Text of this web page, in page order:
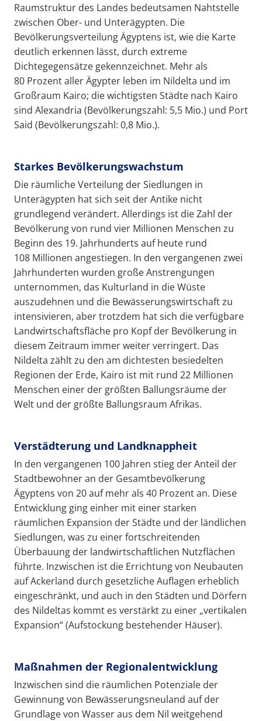
Raumstruktur des Landes bedeutsamen Nahtstelle
zwischen Ober- und Unterägypten. Die
Bevölkerungsverteilung Ägyptens ist, wie die Karte
deutlich erkennen lässt, durch extreme
Dichtegegensätze gekennzeichnet. Mehr als
80 Prozent aller Ägypter leben im Nildelta und im
Großraum Kairo; die wichtigsten Städte nach Kairo
sind Alexandria (Bevölkerungszahl: 5,5 Mio.) und Port
Said (Bevölkerungszahl: 0,8 Mio.).
Starkes Bevölkerungswachstum
Die räumliche Verteilung der Siedlungen in
Unterägypten hat sich seit der Antike nicht
grundlegend verändert. Allerdings ist die Zahl der
Bevölkerung von rund vier Millionen Menschen zu
Beginn des 19. Jahrhunderts auf heute rund
108 Millionen angestiegen. In den vergangenen zwei
Jahrhunderten wurden große Anstrengungen
unternommen, das Kulturland in die Wüste
auszudehnen und die Bewässerungswirtschaft zu
intensivieren, aber trotzdem hat sich die verfügbare
Landwirtschaftsfläche pro Kopf der Bevölkerung in
diesem Zeitraum immer weiter verringert. Das
Nildelta zählt zu den am dichtesten besiedelten
Regionen der Erde, Kairo ist mit rund 22 Millionen
Menschen einer der größten Ballungsräume der
Welt und der größte Ballungsraum Afrikas.
Verstädterung und Landknappheit
In den vergangenen 100 Jahren stieg der Anteil der
Stadtbewohner an der Gesamtbevölkerung
Ägyptens von 20 auf mehr als 40 Prozent an. Diese
Entwicklung ging einher mit einer starken
räumlichen Expansion der Städte und der ländlichen
Siedlungen, was zu einer fortschreitenden
Überbauung der landwirtschaftlichen Nutzflächen
führte. Inzwischen ist die Errichtung von Neubauten
auf Ackerland durch gesetzliche Auflagen erheblich
eingeschränkt, und auch in den Städten und Dörfern
des Nildeltas kommt es verstärkt zu einer „vertikalen
Expansion“ (Aufstockung bestehender Häuser).
Maßnahmen der Regionalentwicklung
Inzwischen sind die räumlichen Potenziale der
Gewinnung von Bewässerungsneuland auf der
Grundlage von Wasser aus dem Nil weitgehend